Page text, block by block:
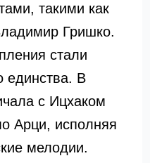
такими как
Гришко.
стали
единства. В
с Ицхаком
Арци, исполняя
мелодии.